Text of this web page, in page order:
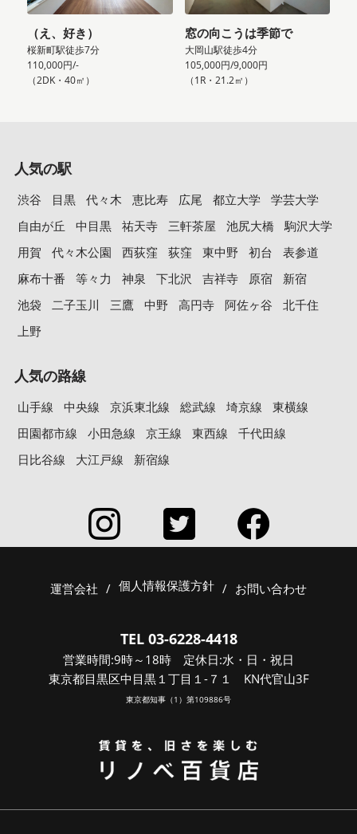
（え、好き）
桜新町駅徒歩7分
110,000円/-
（2DK・40㎡）
窓の向こうは季節で
大岡山駅徒歩4分
105,000円/9,000円
（1R・21.2㎡）
人気の駅
渋谷 目黒 代々木 恵比寿 広尾 都立大学
学芸大学
自由が丘
中目黒 祐天寺 三軒茶屋 池尻大橋
駒沢大学
用賀
代々木公園 西荻窪 荻窪 東中野 初台
表参道
麻布十番
等々力 神泉 下北沢 吉祥寺 原宿
新宿
池袋
二子玉川 三鷹 中野 高円寺 阿佐ヶ谷
北千住
上野
人気の路線
山手線 中央線 京浜東北線 総武線 埼京線
東横線
田園都市線
小田急線 京王線 東西線
千代田線
日比谷線
大江戸線 新宿線
運営会社 / 個人情報保護方針 / お問い合わせ
TEL 03-6228-4418
営業時間:9時～18時 定休日:水・日・祝日
東京都目黒区中目黒１丁目１-７１ KN代官山3F
東京都知事（1）第109886号